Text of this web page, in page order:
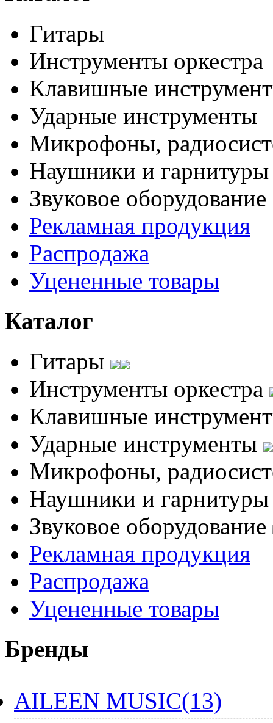
Гитары
Инструменты оркестра
Клавишные
Ударные инструменты
Микрофоны,
Наушники и гарнитуры
Звуковое оборудование
Рекламная продукция
Распродажа
Уцененные товары
Каталог
Гитары
Инструменты оркестра
Клавишные
Ударные инструменты
Микрофоны,
Наушники и
Звуковое оборудование
Рекламная продукция
Распродажа
Уцененные товары
Бренды
AILEEN MUSIC(13)